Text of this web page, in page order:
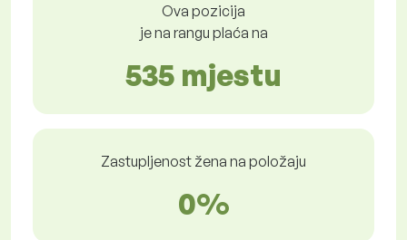
Ova pozicija
je na rangu plaća na
535 mjestu
Zastupljenost žena na položaju
0%